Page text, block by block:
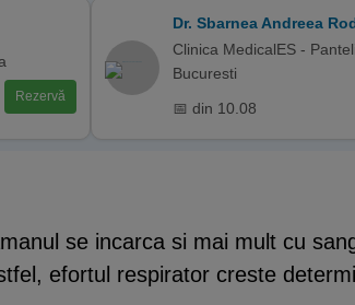
Rezervă
Dr. Sbarnea Andreea
Clinica MedicalES -
Bucuresti
📅 din 10.08
se incarca si mai mult cu
efortul respirator creste